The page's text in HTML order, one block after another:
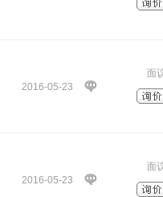
2016-05-23
面
2016-05-23
面